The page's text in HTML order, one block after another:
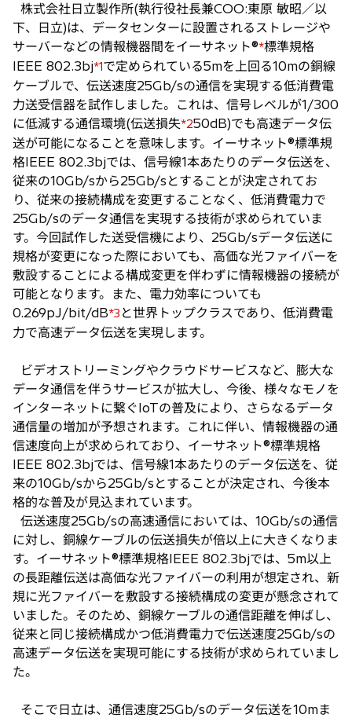
い
タ
ブ
で
開
く
株式会社日立製作所(執行役社長兼COO:東原 敏昭／以
下、日立)は、データセンターに設置されるストレージや
サーバーなどの情報機器間をイーサネット®*標準規格
IEEE 802.3bj*1で定められている5mを上回る10mの銅線
ケーブルで、伝送速度25Gb/sの通信を実現する低消費電
力送受信器を試作しました。これは、信号レベルが1/300
に低減する通信環境(伝送損失*250dB)でも高速データ伝
送が可能になることを意味します。イーサネット®標準規
格IEEE 802.3bjでは、信号線1本あたりのデータ伝送を、
従来の10Gb/sから25Gb/sとすることが決定されてお
り、従来の接続構成を変更することなく、低消費電力で
25Gb/sのデータ通信を実現する技術が求められていま
す。今回試作した送受信機により、25Gb/sデータ伝送に
規格が変更になった際においても、高価な光ファイバーを
敷設することによる構成変更を伴わずに情報機器の接続が
可能となります。また、電力効率についても
0.269pJ/bit/dB*3 と世界トップクラスであり、低消費電
力で高速データ伝送を実現します。
ビデオストリーミングやクラウドサービスなど、膨大な
データ通信を伴うサービスが拡大し、今後、様々なモノを
インターネットに繋ぐIoTの普及により、さらなるデータ
通信量の増加が予想されます。これに伴い、情報機器の通
信速度向上が求められており、イーサネット®標準規格
IEEE 802.3bjでは、信号線1本あたりのデータ伝送を、従
来の10Gb/sから25Gb/sとすることが決定され、今後本
格的な普及が見込まれています。
伝送速度25Gb/sの高速通信においては、10Gb/sの通信
に対し、銅線ケーブルの伝送損失が倍以上に大きくなりま
す。イーサネット®標準規格IEEE 802.3bjでは、5m以上
の長距離伝送は高価な光ファイバーの利用が想定され、新
規に光ファイバーを敷設する接続構成の変更が懸念されて
いました。そのため、銅線ケーブルの通信距離を伸ばし、
従来と同じ接続構成かつ低消費電力で伝送速度25Gb/sの
高速データ伝送を実現可能にする技術が求められていまし
た。
そこで日立は、通信速度25Gb/sのデータ伝送を10mま